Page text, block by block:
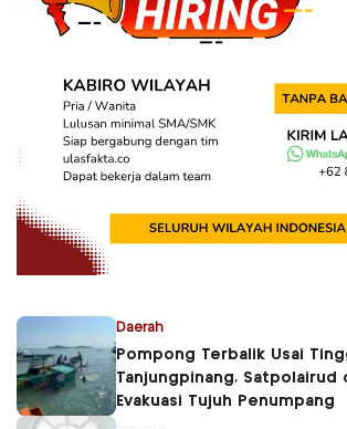
Daerah
Pompong Terbalik Usai
Tanjungpinang, Satpolairud
Evakuasi Tujuh Penumpang